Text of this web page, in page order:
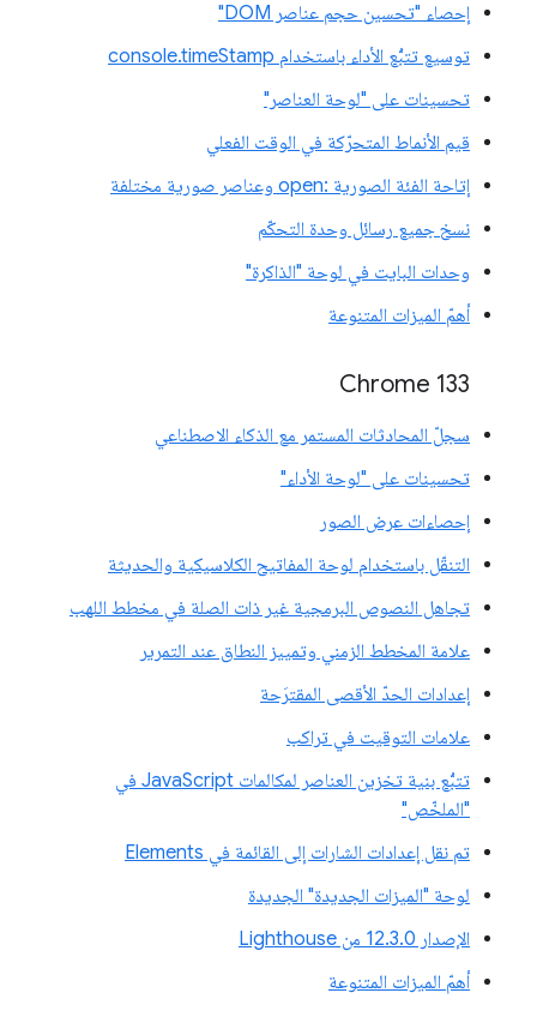
إحصاء "تحسين حجم عناصر DOM"
توسيع تتبُّع الأداء باستخدام console.timeStamp
تحسينات على "لوحة العناصر"
قيم الأنماط المتحرّكة في الوقت الفعلي
إتاحة الفئة الصورية :open وعناصر صورية مختلفة
نسخ جميع رسائل وحدة التحكّم
وحدات البايت في لوحة "الذاكرة"
أهمّ الميزات المتنوعة
‫Chrome 133
سجلّ المحادثات المستمر مع الذكاء الاصطناعي
تحسينات على "لوحة الأداء"
إحصاءات عرض الصور
التنقّل باستخدام لوحة المفاتيح الكلاسيكية والحديثة
تجاهل النصوص البرمجية غير ذات الصلة في مخطط اللهب
علامة المخطط الزمني وتمييز النطاق عند التمرير
إعدادات الحدّ الأقصى المقترَحة
علامات التوقيت في تراكب
تتبُّع بنية تخزين العناصر لمكالمات JavaScript في
"الملخّص"
تم نقل إعدادات الشارات إلى القائمة في Elements
لوحة "الميزات الجديدة" الجديدة
الإصدار 12.3.0 من Lighthouse
أهمّ الميزات المتنوعة